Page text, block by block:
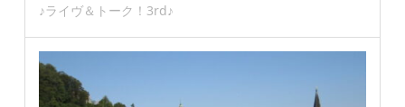
♪ライヴ＆トーク！3rd♪